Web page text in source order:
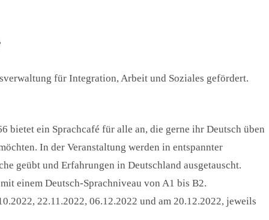
für Integration, Arbeit und Soziales gefördert.
ein Sprachcafé für alle an, die gerne ihr Deutsch üben
In der Veranstaltung werden in entspannter
geübt und Erfahrungen in Deutschland ausgetauscht.
einem Deutsch-Sprachniveau von A1 bis B2.
22.11.2022, 06.12.2022 und am 20.12.2022, jeweils